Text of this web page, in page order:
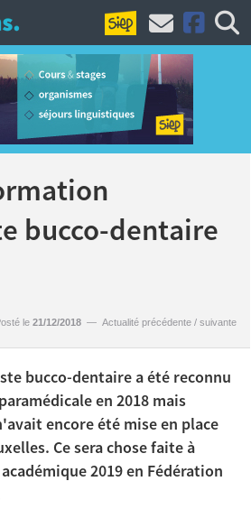
bucco-dentaire
le 21/12/2018 — Actualité précédente / suivante
bucco-dentaire a été reconnu
en 2018 mais
encore été mise en place
Ce sera chose faite à
2019 en Fédération